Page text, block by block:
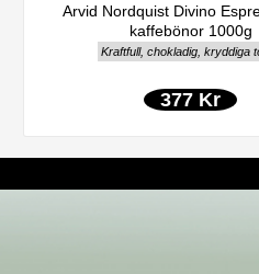
Arvid Nordquist Divino
kaffebönor 1000g
Kraftfull, chokladig, kryddiga
377 Kr